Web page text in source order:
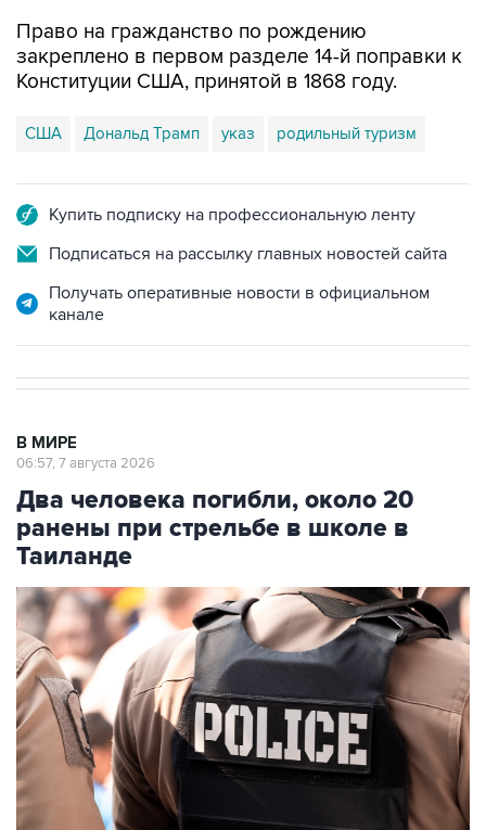
Право на гражданство по рождению
закреплено в первом разделе 14-й поправки к
Конституции США, принятой в 1868 году.
США Дональд Трамп указ родильный туризм
Купить подписку на профессиональную ленту
Подписаться на рассылку главных новостей сайта
Получать оперативные новости в официальном
канале
В МИРЕ
06:57, 7 августа 2026
Два человека погибли, около 20
ранены при стрельбе в школе в
Таиланде